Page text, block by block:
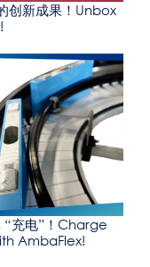
创新成果！Unbox
“充电”！Charge
AmbaFlex!